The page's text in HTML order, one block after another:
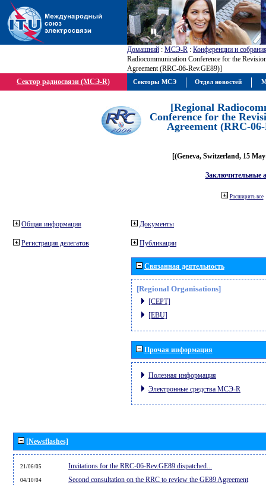
Домашний : МСЭ-R : Конференции и
Radiocommunication Conference for the
Agreement (RRC-06-Rev.GE89)]
Сектор радиосвязи (МСЭ-R)
[Regional
Conference for the
Agreement (RRC-
[(Geneva, Switzerland, 15
Заключительные
Расширить все
Общая информация
Регистрация делегатов
Документы
Публикации
Связанная деятельность
[Regional Organisations]
[CEPT]
[EBU]
Прочая информация
Полезная информация
Электронные средства МСЭ-R
[Newsflashes]
21/06/05 Invitations for the RRC-06-Rev.GE89 dispatched...
04/10/04 Second consultation on the RRC to review the GE89 Agreement
Секторы МСЭ Отдел новостей